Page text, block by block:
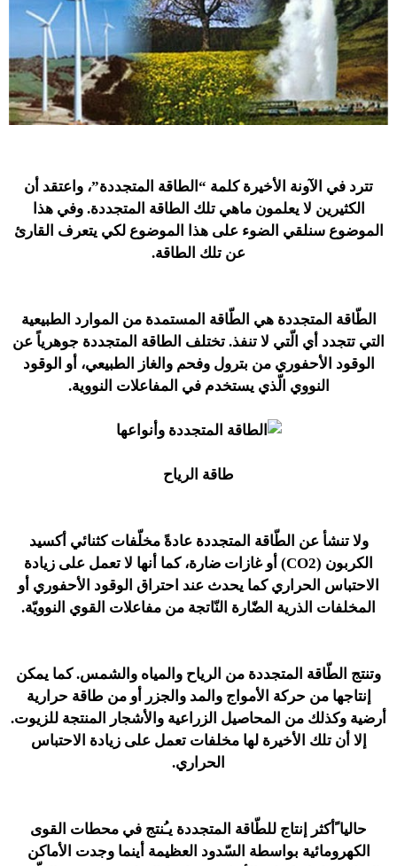
تترد في الآونة الأخيرة كلمة “الطاقة المتجددة”، واعتقد أن
الكثيرين لا يعلمون ماهي تلك الطاقة المتجددة. وفي هذا
الموضوع سنلقي الضوء على هذا الموضوع لكي يتعرف القارئ
عن تلك الطاقة.
الطّاقة المتجددة هي الطّاقة المستمدة من الموارد الطبيعية
التي تتجدد أي الّتي لا تنفذ. تختلف الطاقة المتجددة جوهرياً عن
الوقود الأحفوري من بترول وفحم والغاز الطبيعي، أو الوقود
النووي الّذي يستخدم في المفاعلات النووية.
طاقة الرياح
ولا تنشأ عن الطّاقة المتجددة عادةً مخلّفات كثنائي أكسيد
الكربون (CO2) أو غازات ضارة، كما أنها لا تعمل على زيادة
الاحتباس الحراري كما يحدث عند احتراق الوقود الأحفوري أو
المخلفات الذرية الضّارة النّاتجة من مفاعلات القوي النوويّة.
وتنتج الطّاقة المتجددة من الرياح والمياه والشمس. كما يمكن
إنتاجها من حركة الأمواج والمد والجزر أو من طاقة حرارية
أرضية وكذلك من المحاصيل الزراعية والأشجار المنتجة للزيوت.
إلا أن تلك الأخيرة لها مخلفات تعمل على زيادة الاحتباس
الحراري.
حاليا ًأكثر إنتاج للطّاقة المتجددة يـُنتج في محطات القوى
الكهرومائية بواسطة السّدود العظيمة أينما وجدت الأماكن